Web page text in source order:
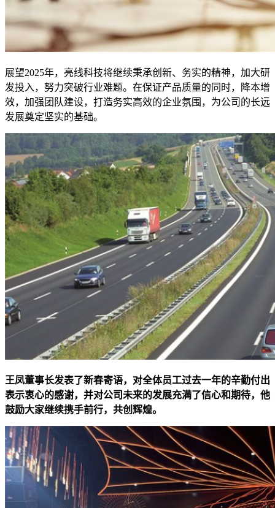
展望2025年，亮线科技将继续秉承创新、务实的精神，加大研
发投入，努力突破行业难题。在保证产品质量的同时，降本增
效，加强团队建设，打造务实高效的企业氛围，为公司的长远
发展奠定坚实的基础。
王凤董事长发表了新春寄语，对全体员工过去一年的辛勤付出
表示衷心的感谢，并对公司未来的发展充满了信心和期待，他
鼓励大家继续携手前行，共创辉煌。